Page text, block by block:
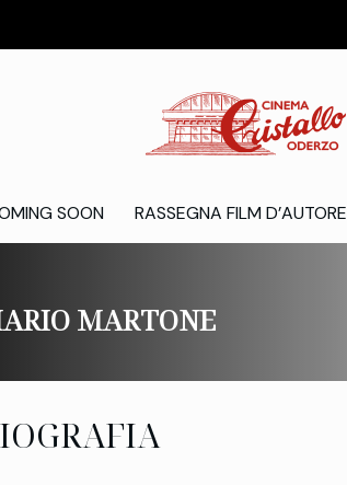
SOON RASSEGNA FILM D’AUTORE
MARTONE